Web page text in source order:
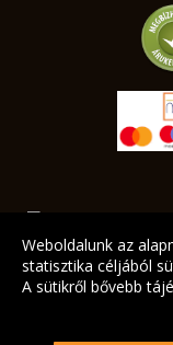
Weboldalunk az
statisztika céljából
A sütikről bővebb